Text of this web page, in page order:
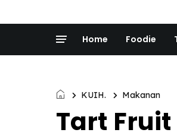
Home Foodie
KUIH. Makanan
Tart